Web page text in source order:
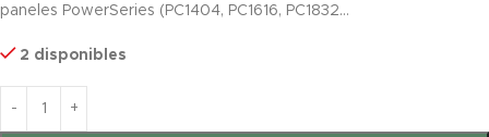
paneles PowerSeries (PC1404, PC1616, PC1832…
2 disponibles